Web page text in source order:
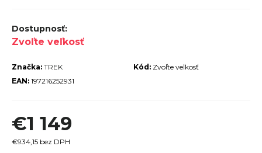
Zvoľte veľkosť
Kód: Zvoľte veľkosť
Značka: TREK
EAN: 197216252931
€1 149
€934,15 bez DPH
TREK
MARLIN
6 GEN 3
2026